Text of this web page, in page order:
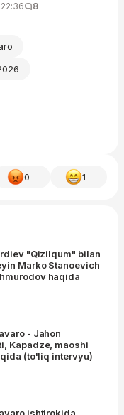
22:36 8
0 1
"Qizilqum" bilan
Marko Stanoevich
haqida
- Jahon
Kapadze, maoshi
(to'liq intervyu)